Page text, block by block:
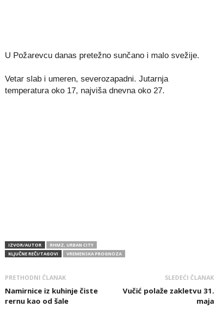
U Požarevcu danas pretežno sunčano i malo svežije.
Vetar slab i umeren, severozapadni. Jutarnja
temperatura oko 17, najviša dnevna oko 27.
IZVOR/AUTOR
RHMZ, URBAN CITY
KLJUČNE REČI/TAGOVI
VREMENSKA PROGNOZA
PRETHODNI ČLANAK
Namirnice iz kuhinje čiste
rernu kao od šale
SLEDEĆI ČLANAK
Vučić polaže zakletvu 31.
maja